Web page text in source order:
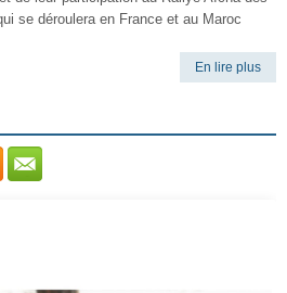
se déroulera en France et au Maroc
En lire plus